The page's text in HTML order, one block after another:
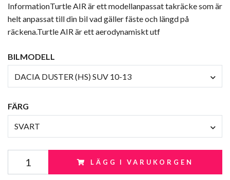
InformationTurtle AIR är ett modellanpassat takräcke som är
helt anpassat till din bil vad gäller fäste och längd på
räckena.Turtle AIR är ett aerodynamiskt utf
BILMODELL
DACIA DUSTER (HS) SUV 10-13
FÄRG
SVART
LÄGG I VARUKORGEN